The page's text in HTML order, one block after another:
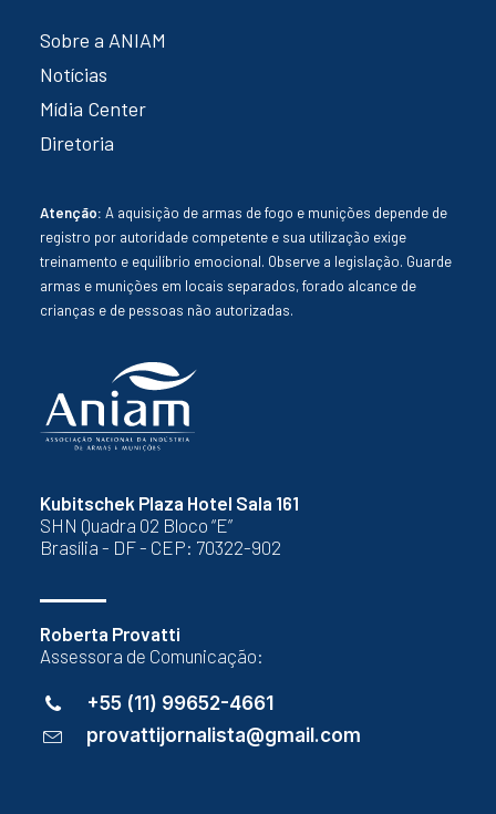
Kubitschek Plaza Hotel Sala 161
SHN Quadra 02 Bloco “E”
Brasília - DF - CEP: 70322-902
Roberta Provatti
Assessora de Comunicação:
+55 (11) 99652-4661
provattijornalista@gmail.com
Sobre a ANIAM
Notícias
Mídia Center
Diretoria
Atenção: A aquisição de armas de fogo e munições depende de
registro por autoridade competente e sua utilização exige
treinamento e equilíbrio emocional. Observe a legislação. Guarde
armas e munições em locais separados, forado alcance de
crianças e de pessoas não autorizadas.